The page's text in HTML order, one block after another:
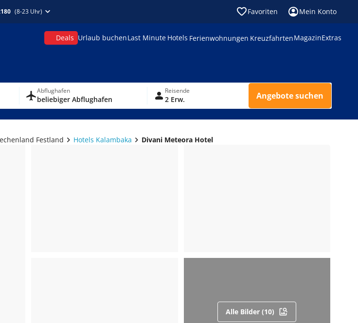
(8-23 Uhr) Favoriten Mein Konto
Deals Urlaub buchenLast Minute Hotels Ferienwohnungen KreuzfahrtenMagazinExtras
Abflughafen
beliebiger Abflughafen
Reisende
2 Erw. Angebote suchen
Festland Hotels Kalambaka Divani Meteora Hotel
Alle Bilder (10)